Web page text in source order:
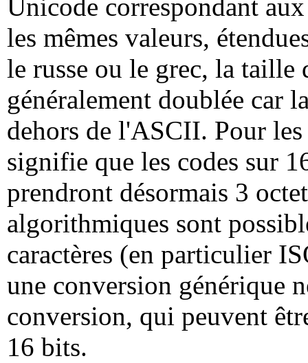
Unicode correspondant
les mêmes valeurs,
le russe ou le grec, la taille
généralement doublée car
dehors de l'ASCII. Pour
signifie que les codes sur
prendront désormais 3
algorithmiques sont
caractères (en particulier
une conversion générique
conversion, qui peuvent
16 bits.